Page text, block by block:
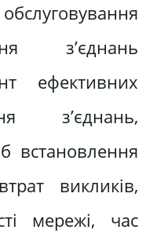
з’єднань
ефективних
з’єднань,
встановлення
викликів,
мережі, час